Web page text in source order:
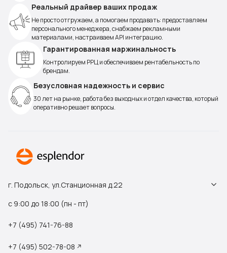
Реальный драйвер ваших продаж
Не просто отгружаем, а помогаем продавать: предоставляем
персонального менеджера, снабжаем рекламными
материалами, настраиваем API интеграцию.
Гарантированная маржинальность
Контролируем РРЦ и обеспечиваем рентабельность по
брендам.
Безусловная надежность и сервис
30 лет на рынке, работа без выходных и отдел качества, который
оперативно решает вопросы.
г. Подольск, ул.Станционная д.22
с 9:00 до 18:00 (пн - пт)
+7 (495) 741-76-88
+7 (495) 502-78-08